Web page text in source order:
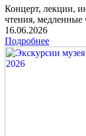
Концерт, лекции,
чтения, медленные
16.06.2026
Подробнее